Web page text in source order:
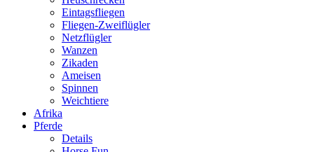
Eintagsfliegen
Fliegen-Zweiflügler
Netzflügler
Wanzen
Zikaden
Ameisen
Spinnen
Weichtiere
Afrika
Pferde
Details